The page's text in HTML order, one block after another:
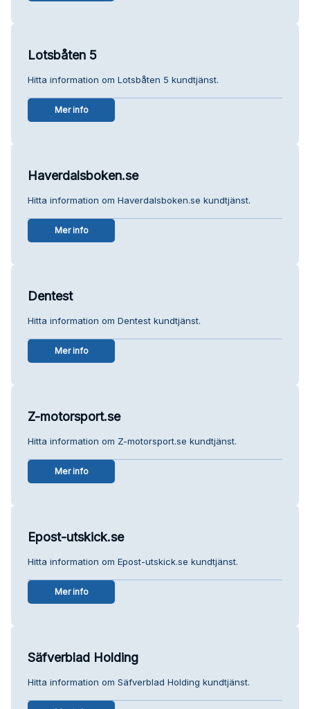
Lotsbåten 5
Hitta information om Lotsbåten 5 kundtjänst.
Mer info
Haverdalsboken.se
Hitta information om Haverdalsboken.se kundtjänst.
Mer info
Dentest
Hitta information om Dentest kundtjänst.
Mer info
Z-motorsport.se
Hitta information om Z-motorsport.se kundtjänst.
Mer info
Epost-utskick.se
Hitta information om Epost-utskick.se kundtjänst.
Mer info
Säfverblad Holding
Hitta information om Säfverblad Holding kundtjänst.